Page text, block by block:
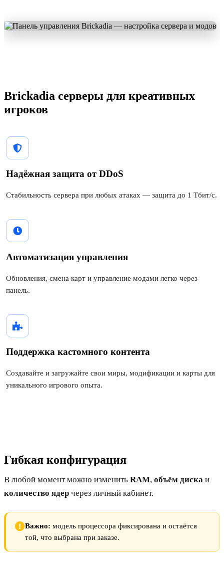
Brickadia серверы для креативных
игроков
Надёжная защита от DDoS
Стабильность сервера при любых атаках — защита до 1 Тбит/с.
Автоматизация управления
Обновления, смена карт и управление модами легко через
панель.
Поддержка кастомного контента
Создавайте и загружайте свои миры, модификации и карты для
уникального игрового опыта.
Гибкая конфигурация
В любой момент можно изменить RAM, объём диска и
количество ядер через личный кабинет.
Важно: модель процессора фиксирована и остаётся
той, что выбрана при заказе.